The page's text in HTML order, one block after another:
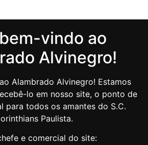
vindo ao
Alvinegro!
Alambrado Alvinegro! Estamos
lo em nosso site, o ponto de
para todos os amantes do S.C.
Paulista.
e comercial do site: